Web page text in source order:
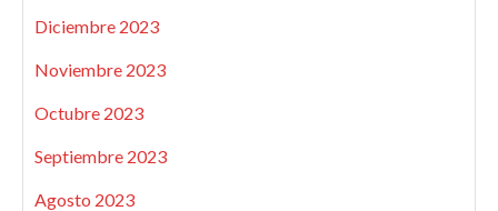
Diciembre 2023
Noviembre 2023
Octubre 2023
Septiembre 2023
Agosto 2023